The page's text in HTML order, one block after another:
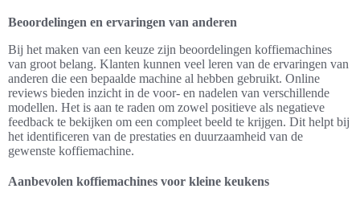
Beoordelingen en ervaringen van anderen
Bij het maken van een keuze zijn beoordelingen koffiemachines
van groot belang. Klanten kunnen veel leren van de ervaringen van
anderen die een bepaalde machine al hebben gebruikt. Online
reviews bieden inzicht in de voor- en nadelen van verschillende
modellen. Het is aan te raden om zowel positieve als negatieve
feedback te bekijken om een compleet beeld te krijgen. Dit helpt bij
het identificeren van de prestaties en duurzaamheid van de
gewenste koffiemachine.
Aanbevolen koffiemachines voor kleine keukens